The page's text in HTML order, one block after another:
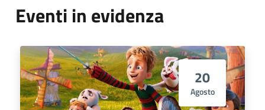
Eventi in evidenza
20
Agosto